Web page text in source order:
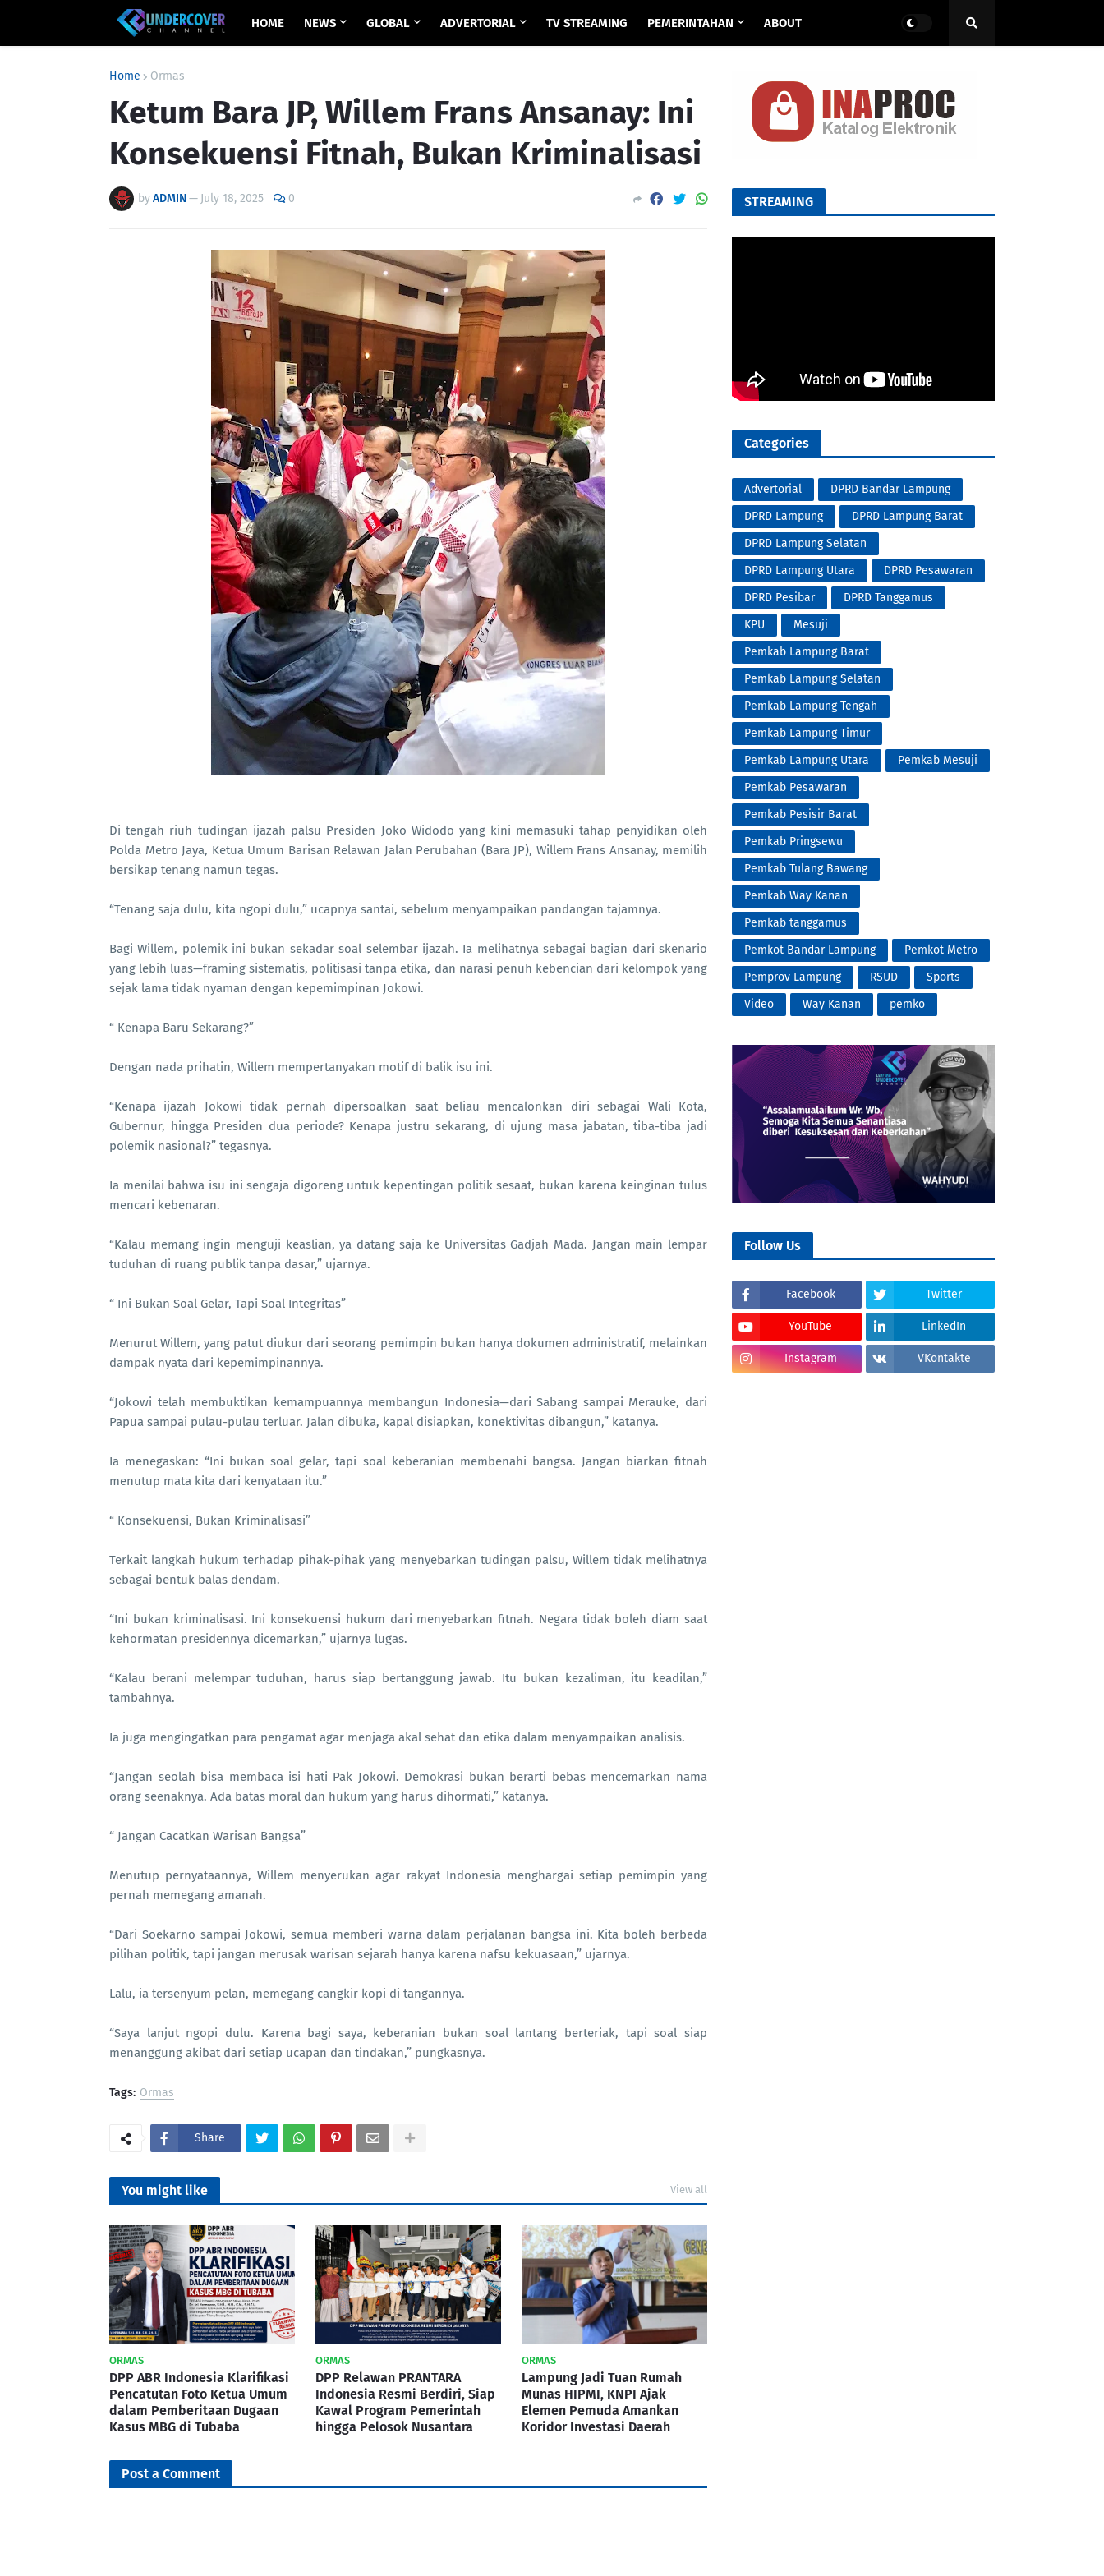
HOME NEWS GLOBAL ADVERTORIAL TV STREAMING PEMERINTAHAN ABOUT
Home Ormas
Ketum Bara JP, Willem Frans Ansanay: Ini
Konsekuensi Fitnah, Bukan Kriminalisasi
byADMIN— July 18, 2025 0
Di tengah riuh tudingan ijazah palsu Presiden Joko Widodo yang kini memasuki tahap penyidikan oleh
Polda Metro Jaya, Ketua Umum Barisan Relawan Jalan Perubahan (Bara JP), Willem Frans Ansanay, memilih
bersikap tenang namun tegas.
“Tenang saja dulu, kita ngopi dulu,” ucapnya santai, sebelum menyampaikan pandangan tajamnya.
Bagi Willem, polemik ini bukan sekadar soal selembar ijazah. Ia melihatnya sebagai bagian dari skenario
yang lebih luas—framing sistematis, politisasi tanpa etika, dan narasi penuh kebencian dari kelompok yang
sejak lama tidak nyaman dengan kepemimpinan Jokowi.
“ Kenapa Baru Sekarang?”
Dengan nada prihatin, Willem mempertanyakan motif di balik isu ini.
“Kenapa ijazah Jokowi tidak pernah dipersoalkan saat beliau mencalonkan diri sebagai Wali Kota,
Gubernur, hingga Presiden dua periode? Kenapa justru sekarang, di ujung masa jabatan, tiba-tiba jadi
polemik nasional?” tegasnya.
Ia menilai bahwa isu ini sengaja digoreng untuk kepentingan politik sesaat, bukan karena keinginan tulus
mencari kebenaran.
“Kalau memang ingin menguji keaslian, ya datang saja ke Universitas Gadjah Mada. Jangan main lempar
tuduhan di ruang publik tanpa dasar,” ujarnya.
“ Ini Bukan Soal Gelar, Tapi Soal Integritas”
Menurut Willem, yang patut diukur dari seorang pemimpin bukan hanya dokumen administratif, melainkan
dampak nyata dari kepemimpinannya.
“Jokowi telah membuktikan kemampuannya membangun Indonesia—dari Sabang sampai Merauke, dari
Papua sampai pulau-pulau terluar. Jalan dibuka, kapal disiapkan, konektivitas dibangun,” katanya.
Ia menegaskan: “Ini bukan soal gelar, tapi soal keberanian membenahi bangsa. Jangan biarkan fitnah
menutup mata kita dari kenyataan itu.”
“ Konsekuensi, Bukan Kriminalisasi”
Terkait langkah hukum terhadap pihak-pihak yang menyebarkan tudingan palsu, Willem tidak melihatnya
sebagai bentuk balas dendam.
“Ini bukan kriminalisasi. Ini konsekuensi hukum dari menyebarkan fitnah. Negara tidak boleh diam saat
kehormatan presidennya dicemarkan,” ujarnya lugas.
“Kalau berani melempar tuduhan, harus siap bertanggung jawab. Itu bukan kezaliman, itu keadilan,”
tambahnya.
Ia juga mengingatkan para pengamat agar menjaga akal sehat dan etika dalam menyampaikan analisis.
“Jangan seolah bisa membaca isi hati Pak Jokowi. Demokrasi bukan berarti bebas mencemarkan nama
orang seenaknya. Ada batas moral dan hukum yang harus dihormati,” katanya.
“ Jangan Cacatkan Warisan Bangsa”
Menutup pernyataannya, Willem menyerukan agar rakyat Indonesia menghargai setiap pemimpin yang
pernah memegang amanah.
“Dari Soekarno sampai Jokowi, semua memberi warna dalam perjalanan bangsa ini. Kita boleh berbeda
pilihan politik, tapi jangan merusak warisan sejarah hanya karena nafsu kekuasaan,” ujarnya.
Lalu, ia tersenyum pelan, memegang cangkir kopi di tangannya.
“Saya lanjut ngopi dulu. Karena bagi saya, keberanian bukan soal lantang berteriak, tapi soal siap
menanggung akibat dari setiap ucapan dan tindakan,” pungkasnya.
Tags: Ormas
Share
You might like View all
ORMAS
DPP ABR Indonesia Klarifikasi
Pencatutan Foto Ketua Umum
dalam Pemberitaan Dugaan
Kasus MBG di Tubaba
ORMAS
DPP Relawan PRANTARA
Indonesia Resmi Berdiri, Siap
Kawal Program Pemerintah
hingga Pelosok Nusantara
ORMAS
Lampung Jadi Tuan Rumah
Munas HIPMI, KNPI Ajak
Elemen Pemuda Amankan
Koridor Investasi Daerah
Post a Comment
STREAMING
Categories
Advertorial
DPRD Bandar Lampung
DPRD Lampung
DPRD Lampung Barat
DPRD Lampung Selatan
DPRD Lampung Utara
DPRD Pesawaran
DPRD Pesibar
DPRD Tanggamus
KPU
Mesuji
Pemkab Lampung Barat
Pemkab Lampung Selatan
Pemkab Lampung Tengah
Pemkab Lampung Timur
Pemkab Lampung Utara
Pemkab Mesuji
Pemkab Pesawaran
Pemkab Pesisir Barat
Pemkab Pringsewu
Pemkab Tulang Bawang
Pemkab Way Kanan
Pemkab tanggamus
Pemkot Bandar Lampung
Pemkot Metro
Pemprov Lampung
RSUD
Sports
Video
Way Kanan pemko
Follow Us
Facebook Twitter
YouTube LinkedIn
Instagram VKontakte